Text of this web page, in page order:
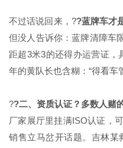
不过话说回来，??蓝牌车才
但没人告诉你：蓝牌清障车
距超3米3的还得办运营证，
年的黄队长也含糊：“得看
??二、资质认证？多数人赌
厂家展厅里挂满ISO认证，
销售立马岔开话题。吉林